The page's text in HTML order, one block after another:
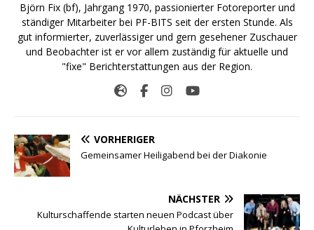
Björn Fix (bf), Jahrgang 1970, passionierter Fotoreporter und
ständiger Mitarbeiter bei PF-BITS seit der ersten Stunde. Als
gut informierter, zuverlässiger und gern gesehener Zuschauer
und Beobachter ist er vor allem zuständig für aktuelle und
"fixe" Berichterstattungen aus der Region.
VORHERIGER
Gemeinsamer Heiligabend bei der Diakonie
NÄCHSTER
Kulturschaffende starten neuen Podcast über